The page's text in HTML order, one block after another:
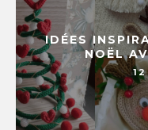
IDÉES
NOËL